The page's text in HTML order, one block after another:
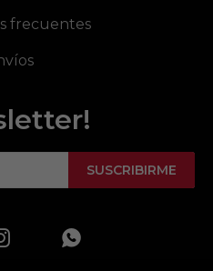
frecuentes
SUSCRIBIRME
